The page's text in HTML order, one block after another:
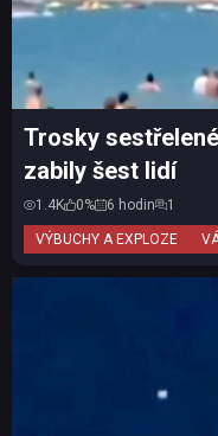
VÝBUCHY A EXPLOZE
Trosky
zabily šest lidí
1.4K 0% 6 hodin 1